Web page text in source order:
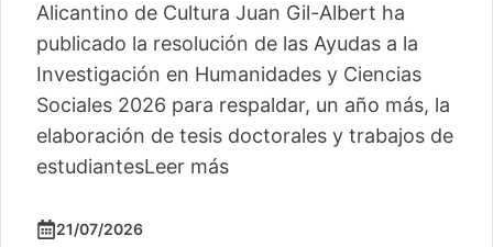
Alicantino de Cultura Juan Gil-Albert ha
publicado la resolución de las Ayudas a la
Investigación en Humanidades y Ciencias
Sociales 2026 para respaldar, un año más, la
elaboración de tesis doctorales y trabajos de
estudiantesLeer más
21/07/2026